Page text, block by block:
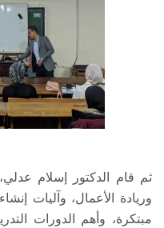
ثم قام الدكتور إسلام
وريادة الأعمال، وآليات
مبتكرة، وأهم الدورات